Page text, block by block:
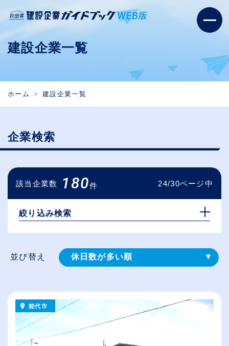
建設企業一覧
ホーム 建設企業一覧
企業検索
該当企業数 180件 24/30ページ中
絞り込み検索
並び替え 休日数が多い順
給与が高い順
（⾼卒の給与を基準）
能代市